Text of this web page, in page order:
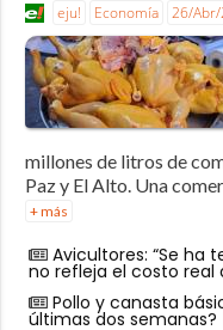
eju! Economía 26/
millones de litros de
Paz y El Alto. Una
+ más
Avicultores: “Se ha
no refleja el costo real
Pollo y canasta
últimas dos semanas?